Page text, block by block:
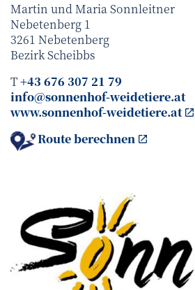
Martin und Maria Sonnleitner
Nebetenberg 1
3261 Nebetenberg
BezirkScheibbs
T+43 676 307 21 79
info@sonnenhof-weidetiere.at
www.sonnenhof-weidetiere.at
Route berechnen